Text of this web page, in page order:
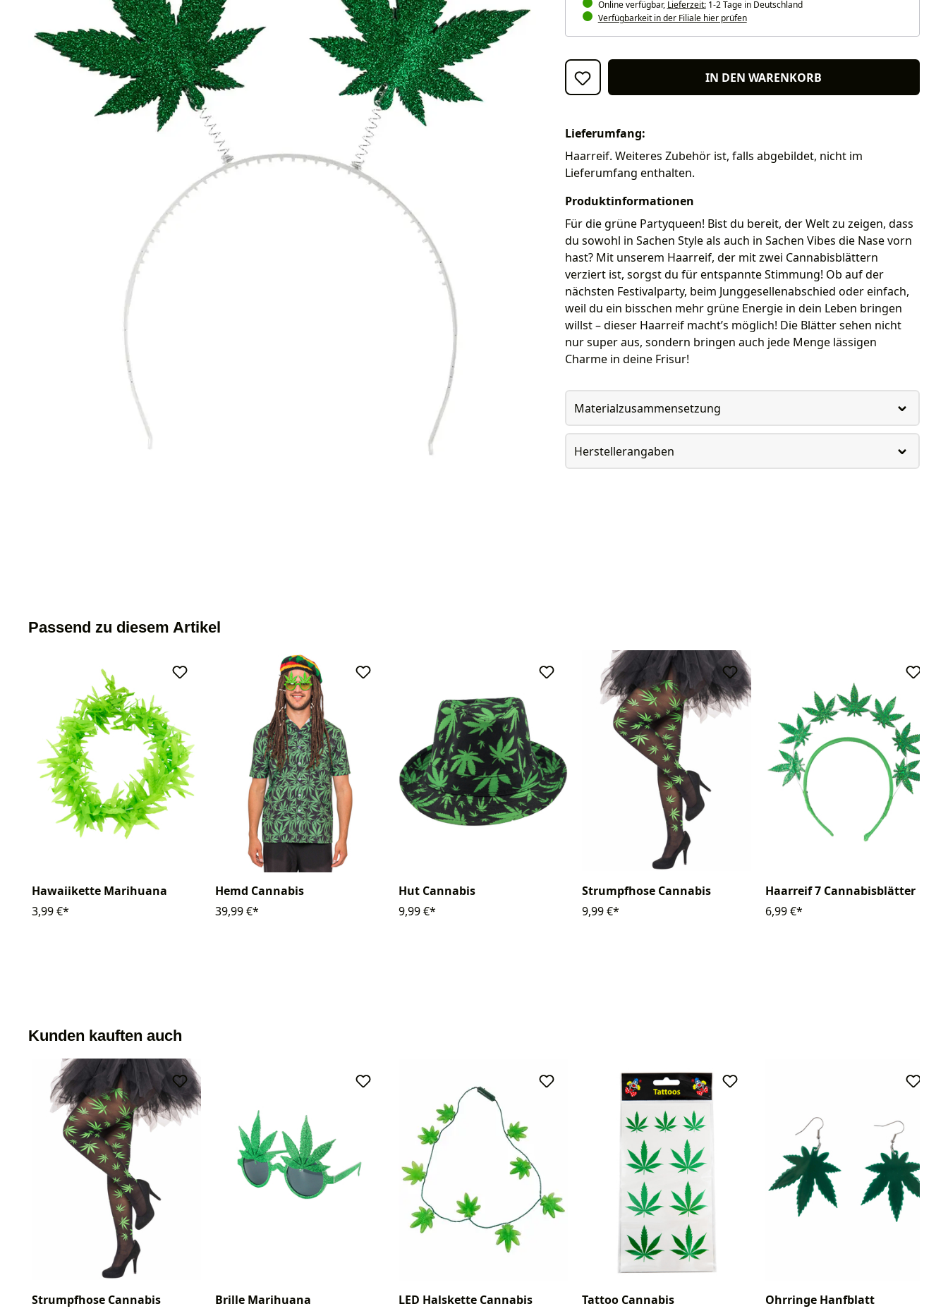
Online verfügbar, Lieferzeit:1-2 Tage in Deutschland
Verfügbarkeit in der Filiale hier prüfen
IN DEN WARENKORB
Lieferumfang:
Haarreif. Weiteres Zubehör ist, falls abgebildet, nicht im
Lieferumfang enthalten.
Produktinformationen
Für die grüne Partyqueen! Bist du bereit, der Welt zu zeigen, dass
du sowohl in Sachen Style als auch in Sachen Vibes die Nase vorn
hast? Mit unserem Haarreif, der mit zwei Cannabisblättern
verziert ist, sorgst du für entspannte Stimmung! Ob auf der
nächsten Festivalparty, beim Junggesellenabschied oder einfach,
weil du ein bisschen mehr grüne Energie in dein Leben bringen
willst – dieser Haarreif macht’s möglich! Die Blätter sehen nicht
nur super aus, sondern bringen auch jede Menge lässigen
Charme in deine Frisur!
Materialzusammensetzung
Herstellerangaben
Passend zu diesem Artikel
Hawaiikette Marihuana
3,99 €*
Hemd Cannabis
39,99 €*
Hut Cannabis
9,99 €*
Strumpfhose Cannabis
9,99 €*
Haarreif 7 Cannabisblätter
6,99 €*
Kunden kauften auch
Strumpfhose Cannabis
Brille Marihuana
LED Halskette Cannabis
Tattoo Cannabis
Ohrringe Hanfblatt